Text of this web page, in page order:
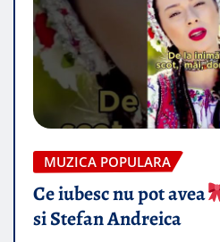
MUZICA POPULARA
Ce iubesc nu pot avea
si Stefan Andreica